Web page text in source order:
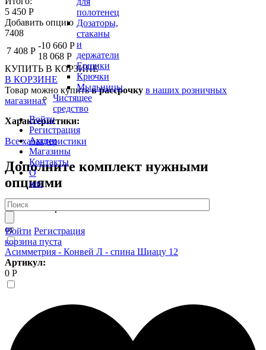
полотенец
Дозаторы,
стаканы
и
держатели
Ершики
Крючки
Мыльницы
Чистящее
средство
Войти
Регистрация
Акции
Магазины
Контакты
О
нас
Войти Регистрация
корзина пуста
5 450 Р
Добавить опцию
7408
7 408 Р
-10 660 Р
18 068 Р
КУПИТЬ В КОРЗИНЕ
В КОРЗИНЕ
Товар можно купитьв рассрочку в наших розничных
магазинах
Характеристики:
Все характеристики
Дополните комплект нужными
опциями
7 408 Р
от
Асимметрия - Конвей Л - спина Шиацу 12
Артикул:
0 Р